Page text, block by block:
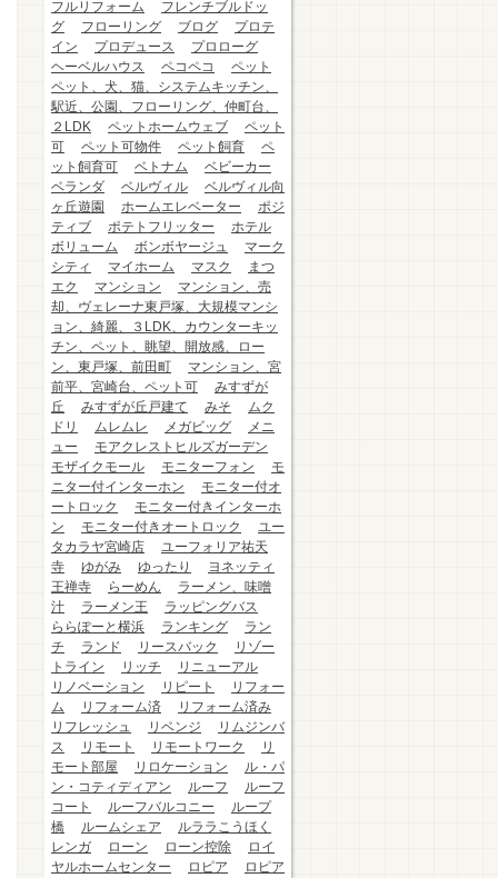
フルリフォーム
フレンチブルドッ
グ
フローリング ブログ
プロテ
イン
プロデュース
プロローグ
ヘーベルハウス
ペコペコ
ペット
ペット、犬、猫、システムキッチン、
駅近、公園、フローリング、仲町台、
２LDK
ペットホームウェブ
ペット
可
ペット可物件 ペット飼育
ペ
ット飼育可
ベトナム
ベビーカー
ベランダ
ベルヴィル
ベルヴィル向
ヶ丘遊園
ホームエレベーター
ポジ
ティブ
ポテトフリッター
ホテル
ボリューム
ボンボヤージュ
マーク
シティ
マイホーム マスク
まつ
エク
マンション
マンション、売
却、ヴェレーナ東戸塚、大規模マンシ
ョン、綺麗、３LDK、カウンターキッ
チン、ペット、眺望、開放感、ロー
ン、東戸塚、前田町
マンション、宮
前平、宮崎台、ペット可
みすずが
丘
みすずが丘戸建て みそ
ムク
ドリ
ムレムレ メガビッグ
メニ
ュー
モアクレストヒルズガーデン
モザイクモール
モニターフォン
モ
ニター付インターホン
モニター付オ
ートロック
モニター付きインターホ
ン
モニター付きオートロック
ユー
タカラヤ宮崎店
ユーフォリア祐天
寺
ゆがみ ゆったり
ヨネッティ
王禅寺
らーめん
ラーメン、味噌
汁
ラーメン王
ラッピングバス
ららぽーと横浜
ランキング
ラン
チ
ランド リースバック
リゾー
トライン
リッチ
リニューアル
リノベーション
リピート
リフォー
ム
リフォーム済
リフォーム済み
リフレッシュ
リベンジ
リムジンバ
ス
リモート リモートワーク
リ
モート部屋
リロケーション
ル・パ
ン・コティディアン
ルーフ
ルーフ
コート
ルーフバルコニー
ループ
橋
ルームシェア
ルララこうほく
レンガ
ローン ローン控除
ロイ
ヤルホームセンター
ロピア
ロピア